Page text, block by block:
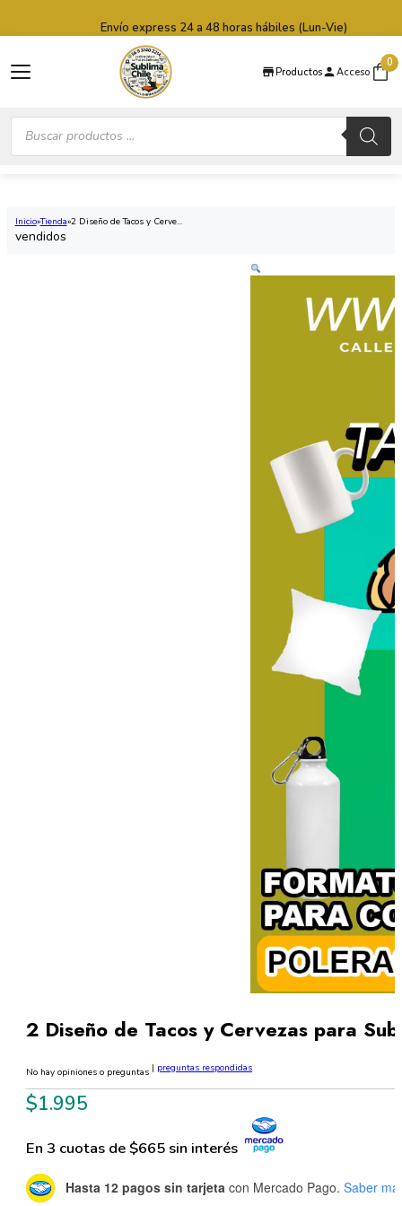
Productos Acceso
0
Búsqueda
productos
Envío express 24 a 48 horas hábiles (Lun-Vie)
Inicio Tienda 2 Diseño de Tacos y Cerve...
vendidos
2 Diseño de Tacos y Cervezas para
No hay opiniones o preguntas | preguntas respondidas
$1.995
En 3 cuotas de $665 sin interés
Hasta 12 pagos sin tarjeta con Mercado Pago. Saber